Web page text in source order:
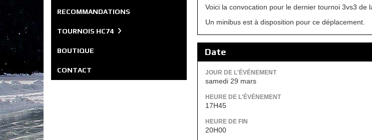
RECOMMANDATIONS
TOURNOIS HC74
BOUTIQUE
CONTACT
Voici la convocation pour le dernier tournoi 3vs3 de
Un minibus est à disposition pour ce déplacement.
Date
JOUR DE L'ÉVÉNEMENT
samedi 29 mars
HEURE DE L'ÉVÉNEMENT
17H45
HEURE DE FIN
20H00